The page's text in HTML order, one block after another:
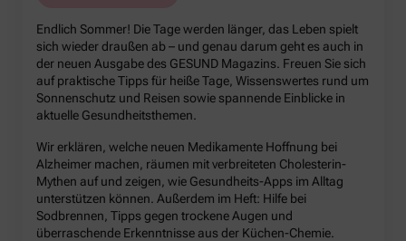
Endlich Sommer! Die Tage werden länger, das Leben spielt
sich wieder draußen ab – und genau darum geht es auch in
der neuen Ausgabe des GESUND Magazins. Freuen Sie sich
auf praktische Tipps für heiße Tage, Wissenswertes rund um
Sonnenschutz und Reisen sowie spannende Einblicke in
aktuelle Gesundheitsthemen.
Wir erklären, welche neuen Medikamente Hoffnung bei
Alzheimer machen, räumen mit verbreiteten Cholesterin-
Mythen auf und zeigen, wie Gesundheits-Apps im Alltag
unterstützen können. Außerdem im Heft: Hilfe bei
Sodbrennen, Tipps gegen trockene Augen und
überraschende Erkenntnisse aus der Küchen-Chemie.